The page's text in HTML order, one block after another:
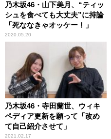
乃木坂46・山下美月、“ティッ
シュを食べても大丈夫”に持論
「死ななきゃオッケー！」
2020.05.20
乃木坂46・寺田蘭世、ウィキ
ペディア更新を願って「改め
て自己紹介させて」
2021.02.17